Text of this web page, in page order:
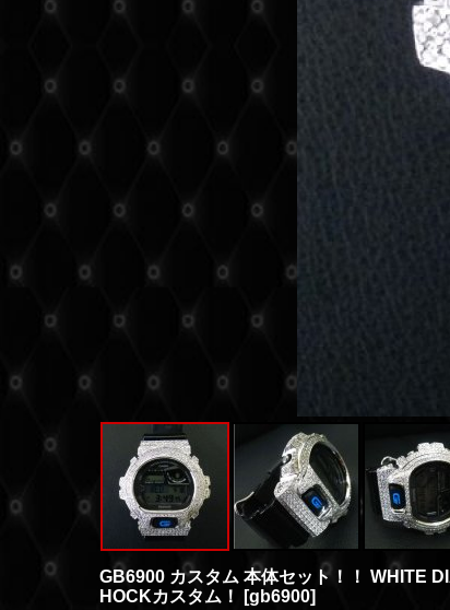
GB6900 カスタム 本体セット！！ WHITE
HOCKカスタム！
[gb6900]